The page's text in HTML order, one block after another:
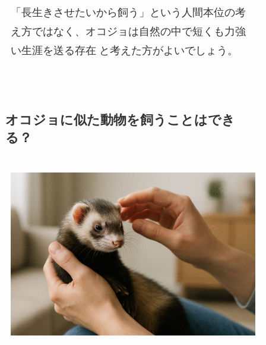
「長生きさせたいから飼う」という人間本位の考
え方ではなく、オコジョは自然の中で短くも力強
い生涯を送る存在 と考えた方がよいでしょう。
オコジョに似た動物を飼うことはでき
る？